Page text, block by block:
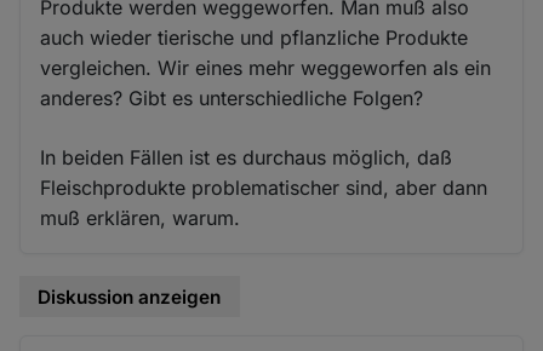
Produkte werden weggeworfen. Man muß also
auch wieder tierische und pflanzliche Produkte
vergleichen. Wir eines mehr weggeworfen als ein
anderes? Gibt es unterschiedliche Folgen?
In beiden Fällen ist es durchaus möglich, daß
Fleischprodukte problematischer sind, aber dann
muß erklären, warum.
Diskussion anzeigen